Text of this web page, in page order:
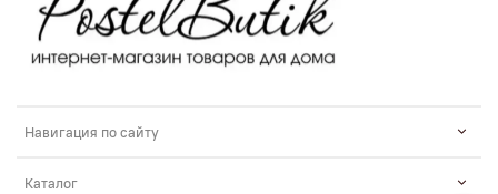
Навигация по сайту
Каталог